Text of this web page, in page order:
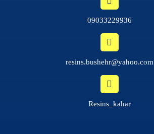
09033229936
resins.bushehr@yahoo.com
Resins_kahar